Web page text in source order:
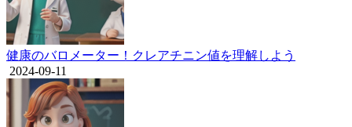
健康のバロメーター！クレアチニン値を理解しよう
2024-09-11